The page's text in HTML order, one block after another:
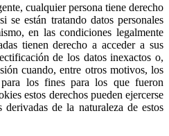
cualquier persona tiene derecho
se están tratando datos personales
en las condiciones legalmente
tienen derecho a acceder a sus
de los datos inexactos o,
cuando, entre otros motivos, los
los fines para los que fueron
estos derechos pueden ejercerse
de la naturaleza de estos